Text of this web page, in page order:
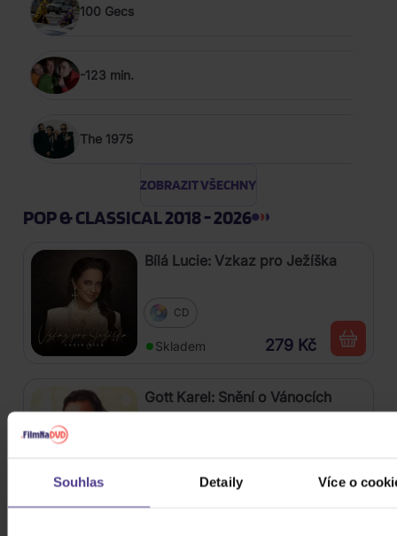
Souhlas Detaily Více o
100 Gecs
-123 min.
The 1975
ZOBRAZIT VŠECHNY
POP & CLASSICAL 2018 - 2026
Bílá Lucie: Vzkaz pro Ježíška
CD
Skladem 279 Kč
Gott Karel: Snění o Vánocích
Skladem